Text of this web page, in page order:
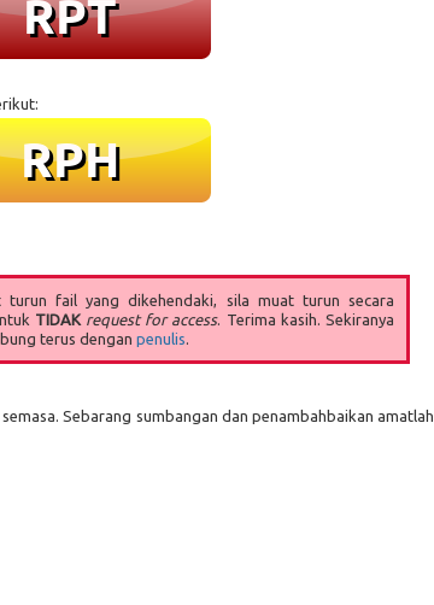
fail yang dikehendaki, sila muat turun secara
TIDAK request for access. Terima kasih. Sekiranya
terus dengan penulis
Sebarang sumbangan dan penambahbaikan amatlah